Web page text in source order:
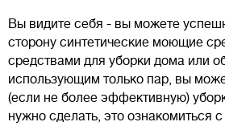
Вы видите себя - вы можете
сторону синтетические моющие
средствами для уборки дома или
использующим только пар, вы
(если не более эффективную)
нужно сделать, это ознакомиться